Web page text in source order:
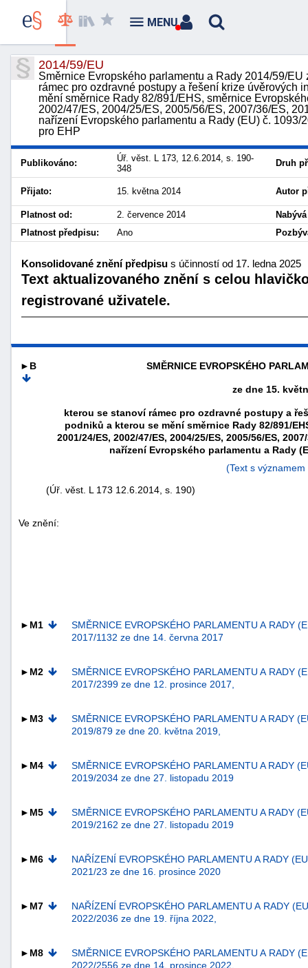
2014/59/EU
Směrnice Evropského parlamentu a Rady 2014/59/
rámec pro ozdravné postupy a řešení krize úvěrových
mění směrnice Rady 82/891/EHS, směrnice
2002/47/ES, 2004/25/ES, 2005/56/ES, 2007/36/ES,
nařízení Evropského parlamentu a Rady (EU) č. 1093/
pro EHP
Publikováno:
Úř. věst. L 173, 12.6.2014, s. 190-
348
Druh
Přijato: 15. května 2014 Autor
Platnost od: 2. července 2014
Platnost předpisu:
Ano
Konsolidované znění předpisu s účinností od 17. ledna 2025
Text aktualizovaného znění s celou
registrované uživatele.
►B SMĚRNICE EVROPSKÉHO
ze dne 15.
kterou se stanoví rámec pro ozdravné postupy a
podniků a kterou se mění směrnice Rady 82/891/
2001/24/ES, 2002/47/ES, 2004/25/ES, 2005/56/ES,
nařízení Evropského parlamentu a Rady
(Text s významem
(Úř. věst. L 173 12.6.2014, s. 190)
Ve znění:
►M1
SMĚRNICE EVROPSKÉHO PARLAMENTU A RADY
2017/1132 ze dne 14. června 2017
►M2
SMĚRNICE EVROPSKÉHO PARLAMENTU A RADY
2017/2399 ze dne 12. prosince 2017,
►M3
SMĚRNICE EVROPSKÉHO PARLAMENTU A RADY
2019/879 ze dne 20. května 2019,
►M4
SMĚRNICE EVROPSKÉHO PARLAMENTU A RADY
2019/2034 ze dne 27. listopadu 2019
►M5
SMĚRNICE EVROPSKÉHO PARLAMENTU A RADY
2019/2162 ze dne 27. listopadu 2019
►M6
NAŘÍZENÍ EVROPSKÉHO PARLAMENTU A RADY
2021/23 ze dne 16. prosince 2020
►M7
NAŘÍZENÍ EVROPSKÉHO PARLAMENTU A RADY
2022/2036 ze dne 19. října 2022,
►M8
SMĚRNICE EVROPSKÉHO PARLAMENTU A RADY
2022/2556 ze dne 14. prosince 2022,
MENU
+náhrady